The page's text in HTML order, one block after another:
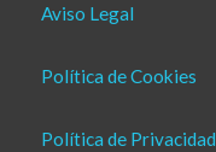
Aviso Legal
Política de Cookies
Política de Privacidad